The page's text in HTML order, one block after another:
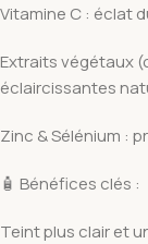
Vitamine C : éclat
Extraits végétaux
éclaircissantes
Zinc & Sélénium :
🧴 Bénéfices clés :
Teint plus clair et